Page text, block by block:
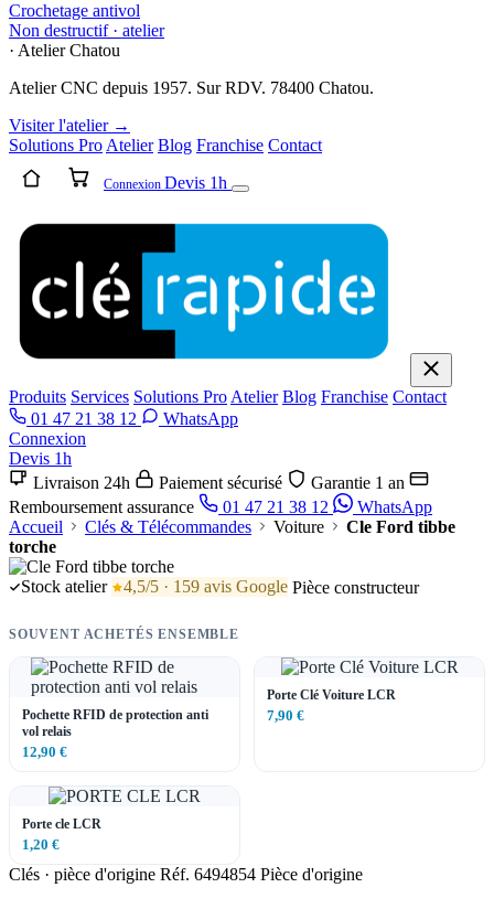
Crochetage antivol
Non destructif · atelier
· Atelier Chatou
Atelier CNC depuis 1957. Sur RDV. 78400 Chatou.
Visiter l'atelier →
Solutions Pro Atelier Blog Franchise Contact
Connexion Devis 1h
Produits Services Solutions Pro Atelier Blog Franchise Contact
01 47 21 38 12
WhatsApp
Connexion
Devis 1h
Livraison 24h
Paiement sécurisé
Garantie 1 an
Remboursement assurance
01 47 21 38 12
WhatsApp
Accueil
Clés & Télécommandes Voiture
Cle Ford tibbe
torche
Stock atelier 4,5/5 · 159 avis Google Pièce constructeur
SOUVENT ACHETÉS ENSEMBLE
Pochette RFID de protection anti
vol relais
12,90 €
Porte Clé Voiture LCR
7,90 €
Porte cle LCR
1,20 €
Clés · pièce d'origine Réf. 6494854 Pièce d'origine